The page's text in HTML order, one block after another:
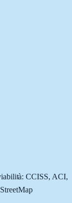
CCISS, ACI,